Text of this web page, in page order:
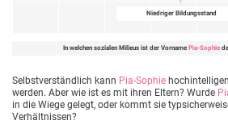
Niedriger Bildungsstand
In welchen sozialen Milieus ist der Vorname Pia-Sophie
Selbstverständlich kann Pia-Sophie
werden. Aber wie ist es mit ihren Eltern? Wurde
in die Wiege gelegt, oder kommt sie
Verhältnissen?